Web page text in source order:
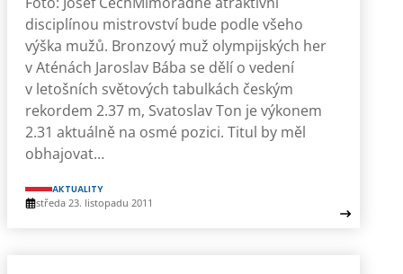
disciplínou mistrovství bude podle všeho
výška mužů. Bronzový muž olympijských her
v Aténách Jaroslav Bába se dělí o vedení
v letošních světových tabulkách českým
rekordem 2.37 m, Svatoslav Ton je výkonem
2.31 aktuálně na osmé pozici. Titul by měl
obhajovat…
AKTUALITY
středa 23. listopadu 2011